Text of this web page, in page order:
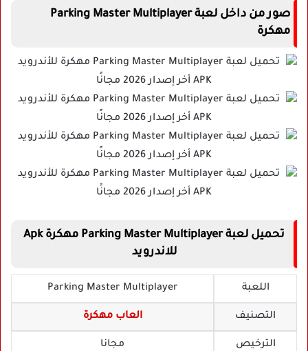
صور من داخل لعبة Parking Master Multiplayer
مهكرة
تحميل لعبة Parking Master Multiplayer مهكرة Apk
للاندرويد
اللعبة Parking Master Multiplayer
التصنيف العاب مهكرة
الترخيص مجانا